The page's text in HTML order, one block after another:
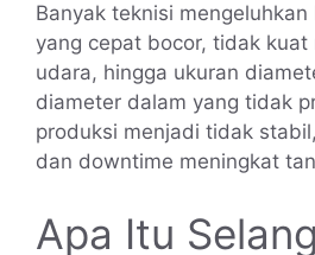
Banyak teknisi
yang cepat bocor, tidak kuat
udara, hingga ukuran
diameter dalam yang tidak
produksi menjadi tidak
dan downtime meningkat
Apa Itu